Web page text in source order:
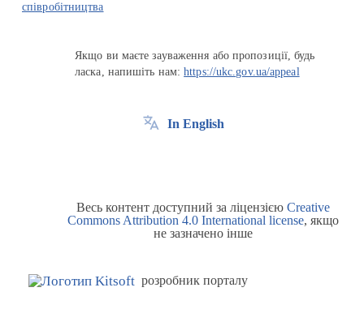
співробітництва
Якщо ви маєте зауваження або пропозиції, будь
ласка, напишіть нам:https://ukc.gov.ua/appeal
In English
Весь контент доступний за ліцензією Creative
Commons Attribution 4.0 International license, якщо
не зазначено інше
розробник порталу